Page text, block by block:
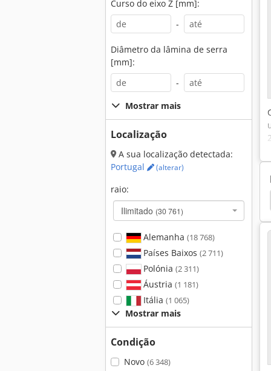
Curso do eixo Z [mm]:
-
Diâmetro da lâmina de serra
[mm]:
-
Mostrar mais
Localização
A sua localização detectada:
Portugal
(alterar)
raio:
Ilimitado (30 761)
Alemanha (18 768)
Países Baixos (2 711)
Polónia (2 311)
Áustria (1 181)
Itália (1 065)
Mostrar mais
Condição
Novo (6 348)
Mills Cnc Centro De Fräsen Cnc